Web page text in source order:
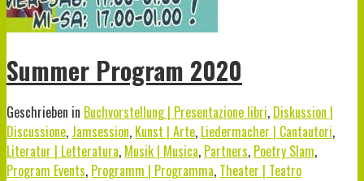
Summer Program 2020
Geschrieben in Buchvorstellung | Presentazione libri, Diskussion |
Discussione, Jamsession, Kunst | Arte, Liedermacher | Cantautori,
Literatur | Letteratura, Musik | Musica, Partners, Poetry Slam,
Program Events, Programm | Programma, Theater | Teatro